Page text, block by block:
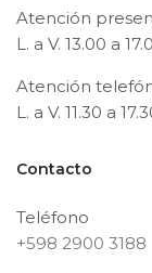
Atención
L. a V. 13.00 a
Atención
L. a V. 11.30 a
Contacto
Teléfono
+598 2900 3188